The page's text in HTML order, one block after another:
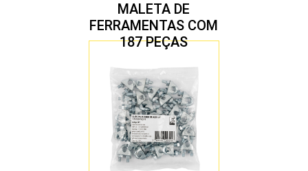
MALETA DE
FERRAMENTAS COM
187 PEÇAS